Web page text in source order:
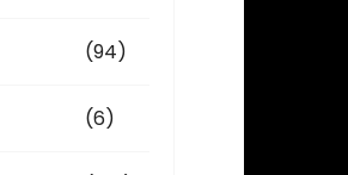
(94)
(6)